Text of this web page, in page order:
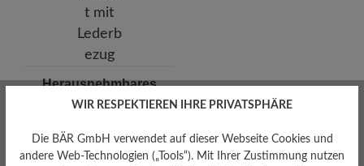
Herausnehmbares
Fußbett
6 mm Kork-Latex-Fußbett mit
Lederbezug
WIR RESPEKTIEREN IHRE PRIVATSPHÄRE
Die BÄR GmbH verwendet auf dieser Webseite Cookies und
andere Web-Technologien („Tools“). Mit Ihrer Zustimmung nutzen